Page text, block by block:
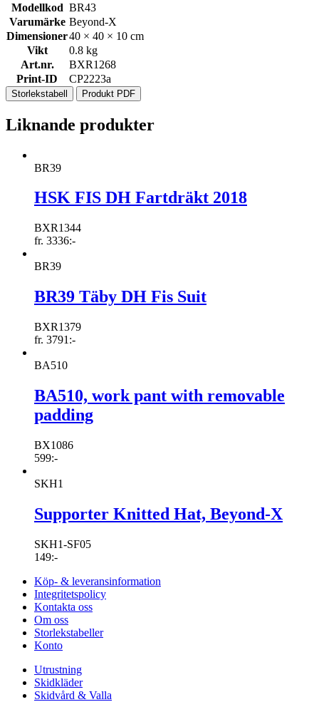
Modellkod BR43
Varumärke Beyond-X
Dimensioner40 × 40 × 10 cm
Vikt
0.8 kg
Art.nr.
BXR1268
Print-ID
CP2223a
Storlekstabell Produkt PDF
Liknande produkter
BR39
HSK FIS DH Fartdräkt 2018
BXR1344
fr. 3336:-
BR39
BR39 Täby DH Fis Suit
BXR1379
fr. 3791 :-
BA510
BA510, work pant with removable
padding
BX1086
599:-
SKH1
Supporter Knitted Hat, Beyond-X
SKH1-SF05
149:-
Köp- & leveransinformation
Integritetspolicy
Kontakta oss
Om oss
Storlekstabeller
Konto
Utrustning
Skidkläder
Skidvård & Valla